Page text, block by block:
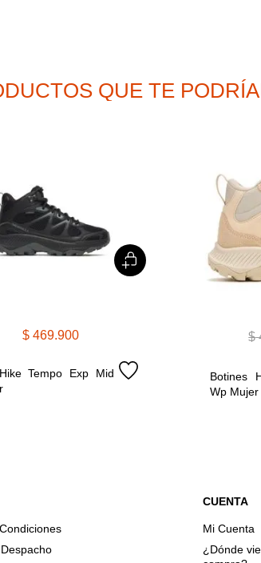
QUE TE
$ 469.900
Tempo Exp Mid
$
Botines
Wp Mujer
CUENTA
Mi Cuenta
¿Dónde